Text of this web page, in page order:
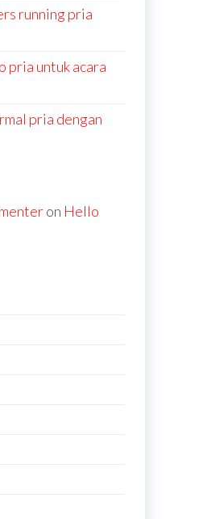
running pria
pria untuk acara
pria dengan
on Hello